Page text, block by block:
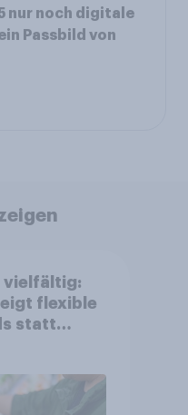
nur noch digitale
Passbild von
vielfältig:
flexible
statt